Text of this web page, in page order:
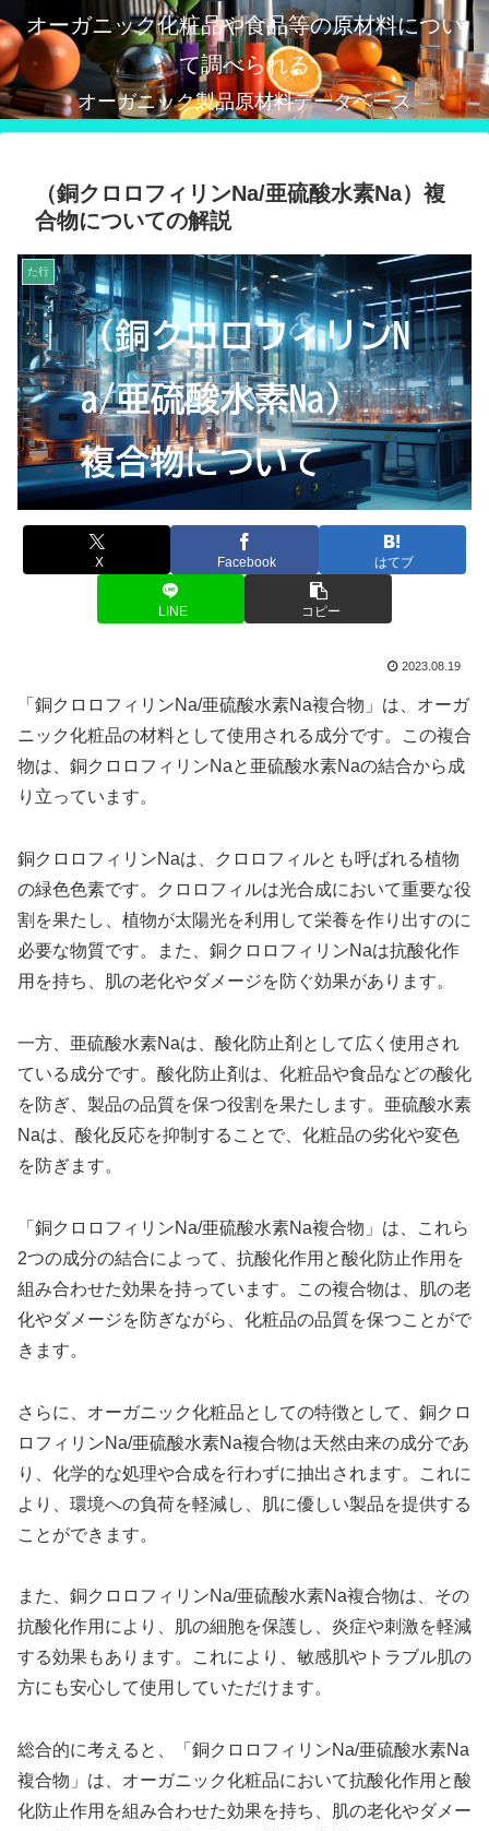
オーガニック化粧品や食品等の原材料につい
て調べられる
オーガニック製品原材料データベース
（銅クロロフィリンNa/亜硫酸水素Na）複
合物についての解説
た行
X Facebook はてブ
LINE コピー
2023.08.19
「銅クロロフィリンNa/亜硫酸水素Na複合物」は、オーガ
ニック化粧品の材料として使用される成分です。この複合
物は、銅クロロフィリンNaと亜硫酸水素Naの結合から成
り立っています。
銅クロロフィリンNaは、クロロフィルとも呼ばれる植物
の緑色色素です。クロロフィルは光合成において重要な役
割を果たし、植物が太陽光を利用して栄養を作り出すのに
必要な物質です。また、銅クロロフィリンNaは抗酸化作
用を持ち、肌の老化やダメージを防ぐ効果があります。
一方、亜硫酸水素Naは、酸化防止剤として広く使用され
ている成分です。酸化防止剤は、化粧品や食品などの酸化
を防ぎ、製品の品質を保つ役割を果たします。亜硫酸水素
Naは、酸化反応を抑制することで、化粧品の劣化や変色
を防ぎます。
「銅クロロフィリンNa/亜硫酸水素Na複合物」は、これら
2つの成分の結合によって、抗酸化作用と酸化防止作用を
組み合わせた効果を持っています。この複合物は、肌の老
化やダメージを防ぎながら、化粧品の品質を保つことがで
きます。
さらに、オーガニック化粧品としての特徴として、銅クロ
ロフィリンNa/亜硫酸水素Na複合物は天然由来の成分であ
り、化学的な処理や合成を行わずに抽出されます。これに
より、環境への負荷を軽減し、肌に優しい製品を提供する
ことができます。
また、銅クロロフィリンNa/亜硫酸水素Na複合物は、その
抗酸化作用により、肌の細胞を保護し、炎症や刺激を軽減
する効果もあります。これにより、敏感肌やトラブル肌の
方にも安心して使用していただけます。
総合的に考えると、「銅クロロフィリンNa/亜硫酸水素Na
複合物」は、オーガニック化粧品において抗酸化作用と酸
化防止作用を組み合わせた効果を持ち、肌の老化やダメー